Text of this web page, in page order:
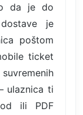
da je do
je
poštom
ticket
ulaznica ti
ili PDF